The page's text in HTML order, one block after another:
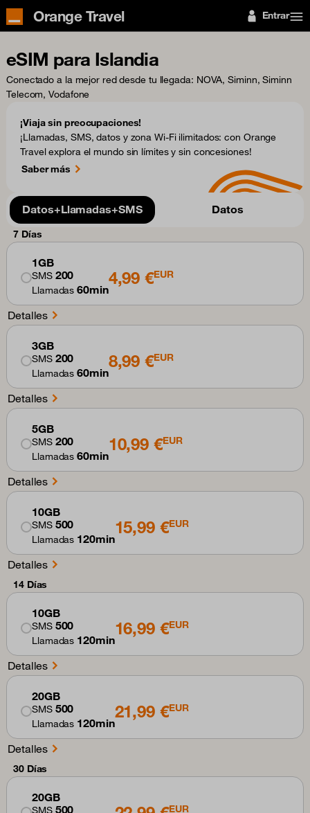
Orange Travel Entrar
eSIM para Islandia
Conectado a la mejor red desde tu llegada: NOVA, Siminn, Siminn
Telecom, Vodafone
¡Viaja sin preocupaciones!
¡Llamadas, SMS, datos y zona Wi-Fi ilimitados: con Orange
Travel explora el mundo sin límites y sin concesiones!
Saber más
Datos+Llamadas+SMS Datos
7 Días
1GB
SMS 200
Llamadas60min
4,99 €EUR
Detalles
3GB
SMS 200
Llamadas60min
8,99 €EUR
Detalles
5GB
SMS 200
Llamadas60min
10,99 €EUR
Detalles
10GB
SMS 500
Llamadas 120min
15,99 €EUR
Detalles
14 Días
10GB
SMS 500
Llamadas 120min
16,99 €EUR
Detalles
20GB
SMS 500
Llamadas 120min
21,99 €EUR
Detalles
30 Días
20GB
SMS 500 EUR